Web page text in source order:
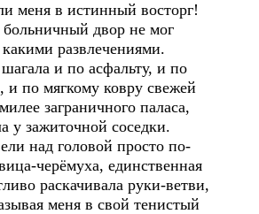
меня в истинный восторг!
двор не мог
развлечениями.
и по асфальту, и по
и по мягкому ковру свежей
заграничного паласа,
у зажиточной соседки.
над головой просто по-
черёмуха, единственная
раскачивала руки-ветви,
меня в свой тенистый